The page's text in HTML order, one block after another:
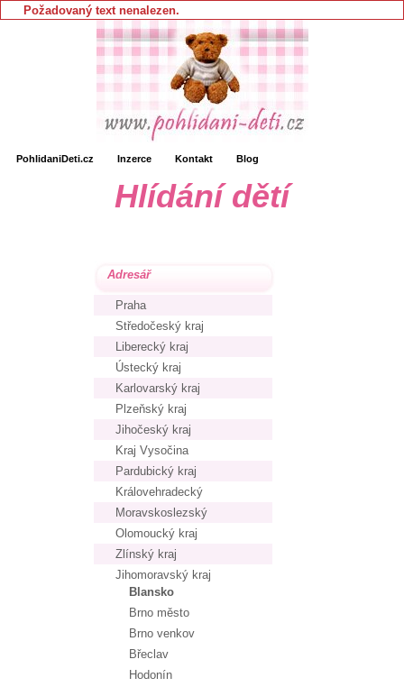
Požadovaný text nenalezen.
PohlidaniDeti.cz Inzerce Kontakt Blog
Hlídání dětí
Adresář
Praha
Středočeský kraj
Liberecký kraj
Ústecký kraj
Karlovarský kraj
Plzeňský kraj
Jihočeský kraj
Kraj Vysočina
Pardubický kraj
Královehradecký
Moravskoslezský
Olomoucký kraj
Zlínský kraj
Jihomoravský kraj
Blansko
Brno město
Brno venkov
Břeclav
Hodonín